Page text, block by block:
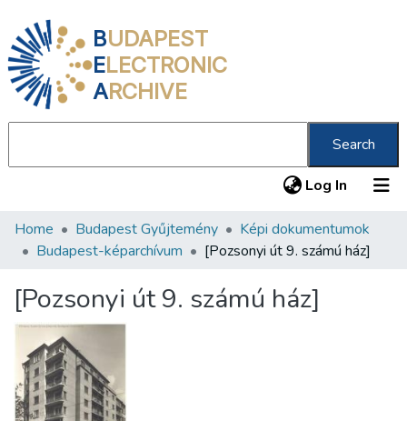
BUDAPEST
ELECTRONIC
ARCHIVE
Search
Log In (current)
Communities & Collections
Statistics
About us
Home Budapest Gyűjtemény
Képi dokumentumok
Budapest-képarchívum
[Pozsonyi út 9. számú ház]
[Pozsonyi út 9. számú ház]